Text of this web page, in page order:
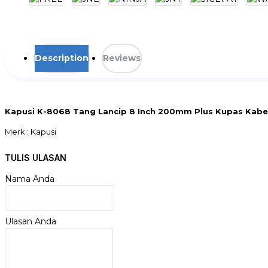
Description Reviews
Kapusi K-8068 Tang Lancip 8 Inch 200mm Plus Kupas
Merk : Kapusi
Tang Lancip Plus Kupas Kabel
Solid : 8/10 10/12 12/14 14/16 AWG
Standar : 1.0/1.5/2.5/4.0 MM
Material CR-V
TULIS ULASAN
Nama Anda
Ulasan Anda